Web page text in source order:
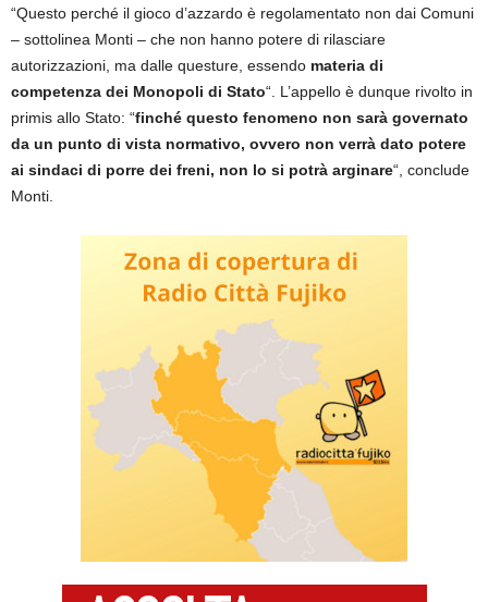
“Questo perché il gioco d’azzardo è regolamentato non dai Comuni
– sottolinea Monti – che non hanno potere di rilasciare
autorizzazioni, ma dalle questure, essendo materia di
competenza dei Monopoli di Stato“. L’appello è dunque rivolto in
primis allo Stato: “finché questo fenomeno non sarà governato
da un punto di vista normativo, ovvero non verrà dato potere
ai sindaci di porre dei freni, non lo si potrà arginare“, conclude
Monti.